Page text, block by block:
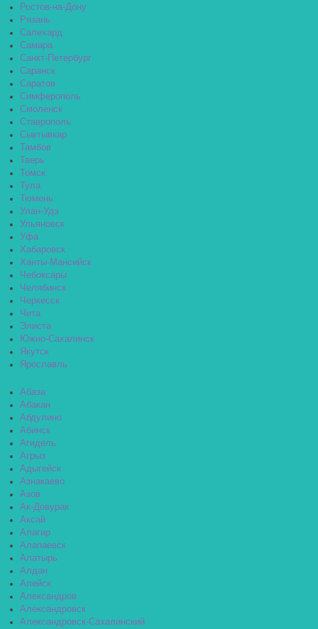
Ростов-на-Дону
Рязань
Салехард
Самара
Санкт-Петербург
Саранск
Саратов
Симферополь
Смоленск
Ставрополь
Сыктывкар
Тамбов
Тверь
Томск
Тула
Тюмень
Улан-Удэ
Ульяновск
Уфа
Хабаровск
Ханты-Мансийск
Чебоксары
Челябинск
Черкесск
Чита
Элиста
Южно-Сахалинск
Якутск
Ярославль
Абаза
Абакан
Абдулино
Абинск
Агидель
Агрыз
Адыгейск
Азнакаево
Азов
Ак-Довурак
Аксай
Алагир
Алапаевск
Алатырь
Алдан
Алейск
Александров
Александровск
Александровск-Сахалинский